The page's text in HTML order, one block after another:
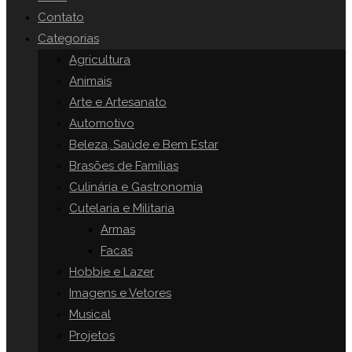
Contato
Categorias
Agricultura
Animais
Arte e Artesanato
Automotivo
Beleza, Saúde e Bem Estar
Brasões de Famílias
Culinária e Gastronomia
Cutelaria e Militaria
Armas
Facas
Hobbie e Lazer
Imagens e Vetores
Musical
Projetos